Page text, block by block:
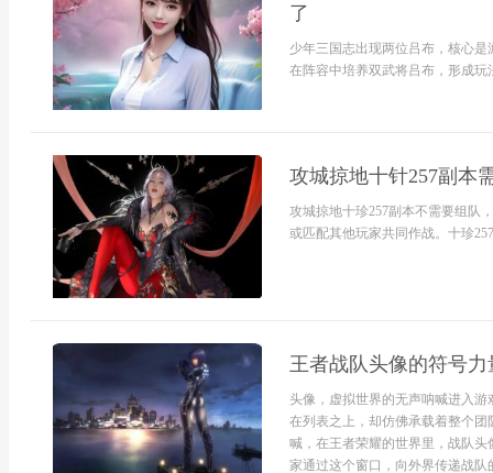
了
少年三国志出现两位吕布，核心
在阵容中培养双武将吕布，形成玩
攻城掠地十针257副本
攻城掠地十珍257副本不需要组队
或匹配其他玩家共同作战。十珍
王者战队头像的符号
头像，虚拟世界的无声呐喊进入
在列表之上，却仿佛承载着整个
喊，在王者荣耀的世界里，战队
家通过这个窗口，向外界传递战